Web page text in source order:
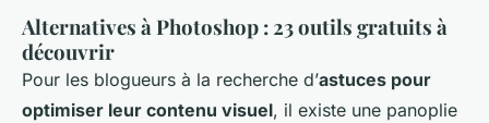
Alternatives à Photoshop : 23 outils gratuits à
découvrir
Pour les blogueurs à la recherche d’astuces pour
optimiser leur contenu visuel, il existe une panoplie